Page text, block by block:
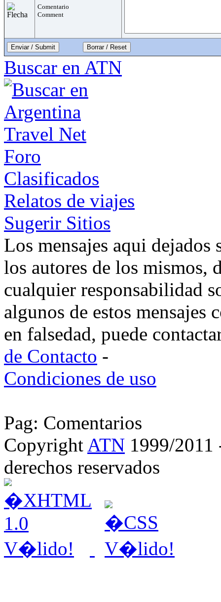
Comentario
Comment
Enviar / Submit
Buscar en ATN
Foro
Clasificados
Relatos de viajes
Sugerir Sitios
Los mensajes aqui
los autores de los mismos,
cualquier responsabilidad
algunos de estos
en falsedad, puede
de Contacto -
Condiciones de uso
Pag: Comentarios
Copyright ATN 1999/2011
derechos reservados